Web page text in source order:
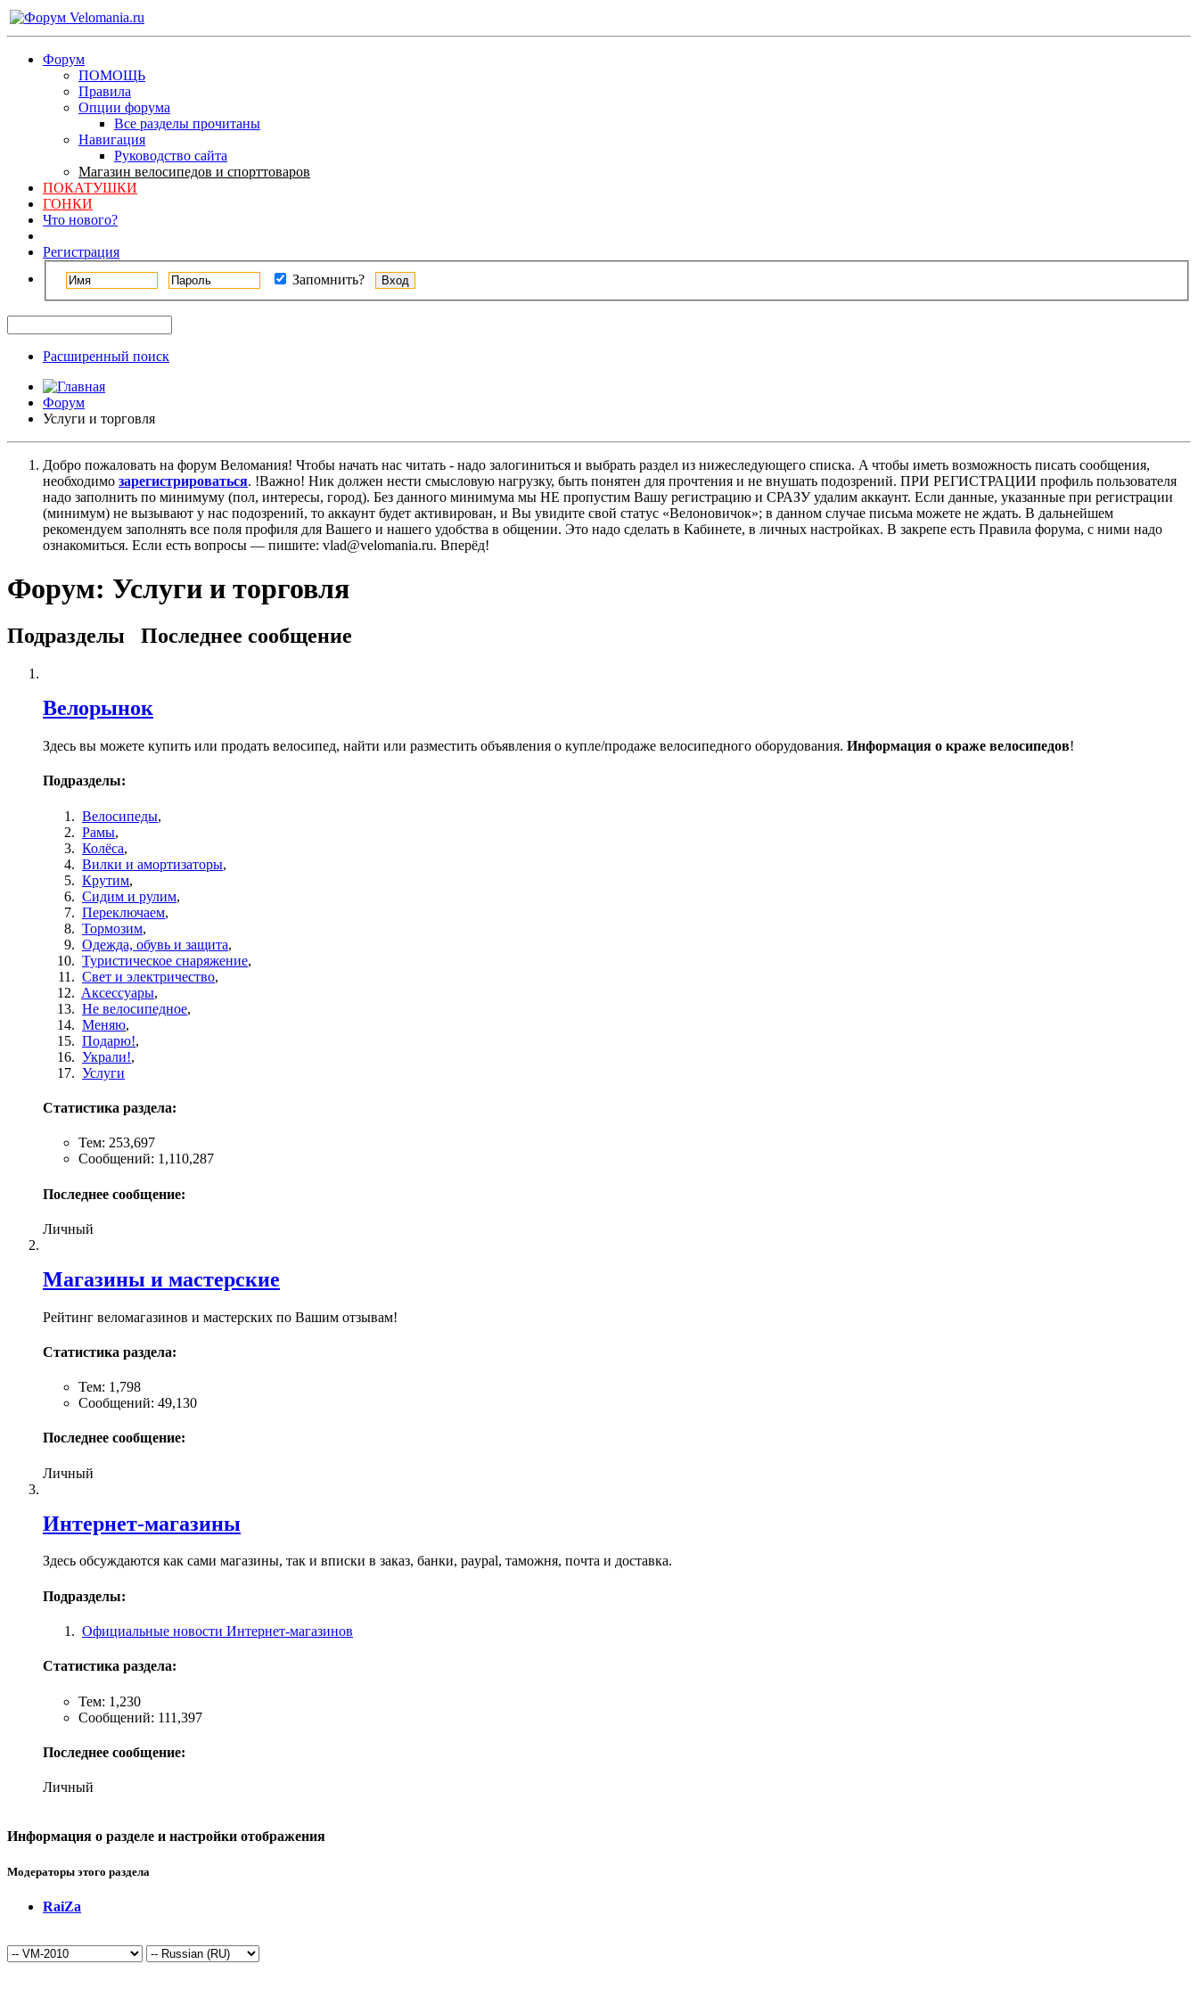
Форум
ПОМОЩЬ
Правила
Опции форума
Все разделы прочитаны
Навигация
Руководство сайта
Магазин велосипедов и спорттоваров
ПОКАТУШКИ
ГОНКИ
Что нового?
Регистрация
Запомнить?
Расширенный поиск
Форум
Услуги и торговля
Добро пожаловать на форум Веломания! Чтобы начать нас читать - надо залогиниться и выбрать раздел из нижеследующего списка. A чтобы иметь возможность писать сообщения,
необходимо зарегистрироваться. !Важно! Ник должен нести смысловую нагрузку, быть понятен для прочтения и не внушать подозрений. ПРИ РЕГИСТРАЦИИ профиль пользователя
надо заполнить по минимуму (пол, интересы, город). Без данного минимума мы НЕ пропустим Вашу регистрацию и СРАЗУ удалим аккаунт. Если данные, указанные при регистрации
(минимум) не вызывают у нас подозрений, то аккаунт будет активирован, и Вы увидите свой статус «Велоновичок»; в данном случае письма можете не ждать. В дальнейшем
рекомендуем заполнять все поля профиля для Вашего и нашего удобства в общении. Это надо сделать в Кабинете, в личных настройках. В закрепе есть Правила форума, с ними надо
ознакомиться. Если есть вопросы — пишите: vlad@velomania.ru. Вперёд!
Форум: Услуги и торговля
Подразделы Последнее сообщение
Велорынок
Здесь вы можете купить или продать велосипед, найти или разместить объявления о купле/продаже велосипедного оборудования. Информация о краже велосипедов!
Подразделы:
Велосипеды,
Рамы,
Колёса,
Вилки и амортизаторы,
Крутим,
Сидим и рулим,
Переключаем,
Тормозим,
Одежда, обувь и защита,
Туристическое снаряжение,
Свет и электричество,
Aксессуары,
Не велосипедное,
Меняю,
Подарю!,
Украли!,
Услуги
Статистика раздела:
Тем: 253,697
Сообщений: 1,110,287
Последнее сообщение:
Личный
Магазины и мастерские
Рейтинг веломагазинов и мастерских по Вашим отзывам!
Статистика раздела:
Тем: 1,798
Сообщений: 49,130
Последнее сообщение:
Личный
Интернет-магазины
Здесь обсуждаются как сами магазины, так и вписки в заказ, банки, paypal, таможня, почта и доставка.
Подразделы:
Официальные новости Интернет-магазинов
Статистика раздела:
Тем: 1,230
Сообщений: 111,397
Последнее сообщение:
Личный
Информация о разделе и настройки отображения
Модераторы этого раздела
RaiZa